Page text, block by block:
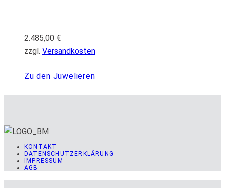
2.485,00 €
zzgl. Versandkosten
Zu den Juwelieren
KONTAKT
DATENSCHUTZERKLÄRUNG
IMPRESSUM
AGB